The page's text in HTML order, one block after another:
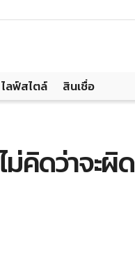
ไลฟ์สไตล์ สินเชื่อ
คิดว่าจะผิด